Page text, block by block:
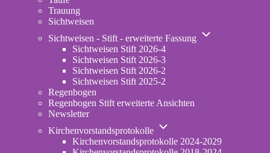
Trauung
Sichtweisen
Sichtweisen - Stift - erweiterte Fassung
Unternavigation
Sichtweisen Stift 2026-4
Sichtweisen Stift 2026-3
Sichtweisen Stift 2026-2
Sichtweisen Stift 2025-2
Regenbogen
Regenbogen Stift erweiterte Ansichten
Newsletter
Kirchenvorstandsprotokolle
Unternavigation
Kirchenvorstandsprotokolle
Kirchenvorstandsprotokolle 2024-2029